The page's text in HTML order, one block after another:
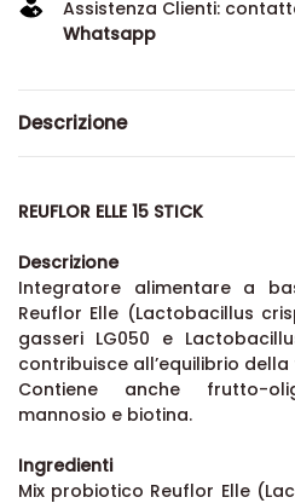
Assistenza Clienti:
Whatsapp
Descrizione
REUFLOR ELLE 15 STICK
Descrizione
Integratore alimentare a
Reuflor Elle (Lactobacillus
gasseri LG050 e
contribuisce all’equilibrio
Contiene anche frutto-
mannosio e biotina.
Ingredienti
Mix probiotico Reuflor Elle